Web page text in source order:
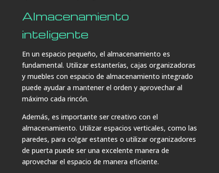
Almacenamiento
inteligente
En un espacio pequeño, el almacenamiento es
fundamental. Utilizar estanterías, cajas organizadoras
y muebles con espacio de almacenamiento integrado
puede ayudar a mantener el orden y aprovechar al
máximo cada rincón.
Además, es importante ser creativo con el
almacenamiento. Utilizar espacios verticales, como las
paredes, para colgar estantes o utilizar organizadores
de puerta puede ser una excelente manera de
aprovechar el espacio de manera eficiente.